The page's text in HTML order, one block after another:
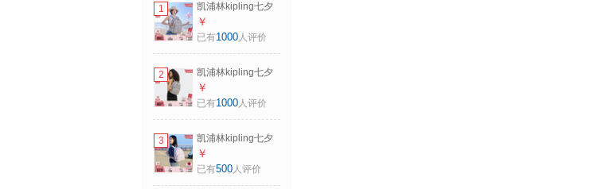
1
凯浦林kipling七夕
礼物男女款大容量
轻便出游首尔包双
￥
已有1000人评价
2
凯浦林kipling七夕
礼物男女款大容量
轻便出游首尔包双
￥
已有1000人评价
3
凯浦林kipling七夕
情人节礼物男女款
大容量轻便双肩背
￥
已有500人评价